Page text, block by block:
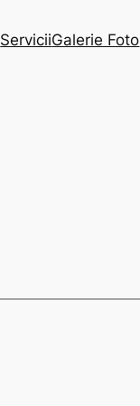
ServiciiGalerie Foto